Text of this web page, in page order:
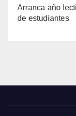
Arranca año
de estudiantes